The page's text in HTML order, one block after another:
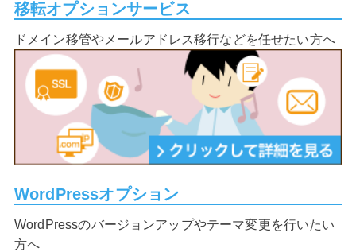
移転オプションサービス
ドメイン移管やメールアドレス移行などを任せたい方へ
WordPressオプション
WordPressのバージョンアップやテーマ変更を行いたい
方へ